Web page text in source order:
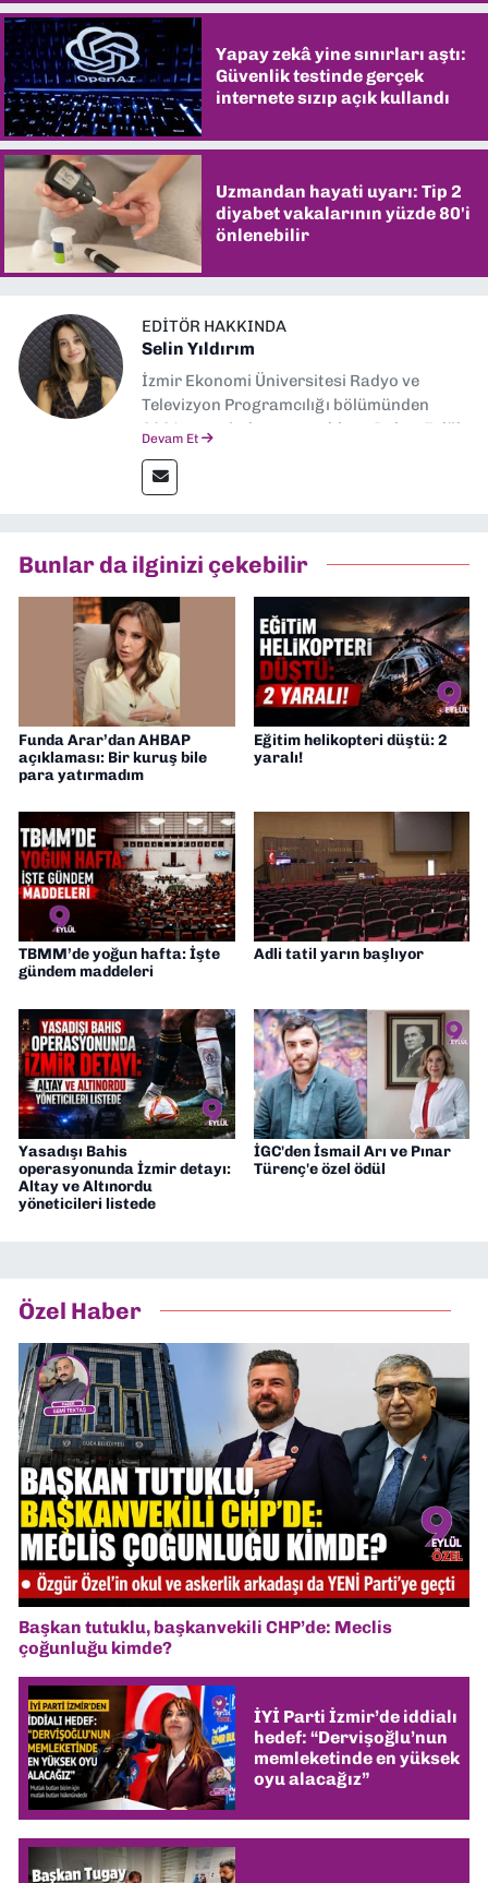
Yapay zekâ yine sınırları aştı:
Güvenlik testinde gerçek
internete sızıp açık kullandı
Uzmandan hayati uyarı: Tip 2
diyabet vakalarının yüzde 80'i
önlenebilir
EDITÖR HAKKINDA
Selin Yıldırım
İzmir Ekonomi Üniversitesi Radyo ve
Televizyon Programcılığı bölümünden
2024 senesinde mezun oldum. Dokuz Eylül
editörlük görevini de üstleniyorum.
Devam Et
Bunlar da ilginizi çekebilir
Funda Arar’dan AHBAP
açıklaması: Bir kuruş bile
para yatırmadım
Eğitim helikopteri düştü: 2
yaralı!
TBMM’de yoğun hafta: İşte
gündem maddeleri
Adli tatil yarın başlıyor
Yasadışı Bahis
operasyonunda İzmir detayı:
Altay ve Altınordu
yöneticileri listede
İGC'den İsmail Arı ve Pınar
Türenç'e özel ödül
Özel Haber
Başkan tutuklu, başkanvekili CHP’de: Meclis
çoğunluğu kimde?
İYİ Parti İzmir’de iddialı
hedef: “Dervişoğlu’nun
memleketinde en yüksek
oyu alacağız”